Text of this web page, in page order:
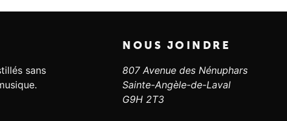
sans
NOUS JOINDRE
807 Avenue des Nénuphars
Sainte-Angèle-de-Laval
G9H 2T3